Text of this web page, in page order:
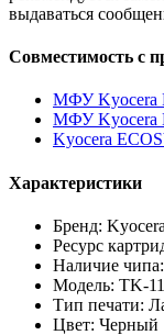
выдаваться
Совместимость с
МФУ Kyocera
МФУ Kyocera
Kyocera
Характеристики
Бренд: Kyocera
Ресурс
Наличие
Модель: TK-
Тип печати:
Цвет: Черный